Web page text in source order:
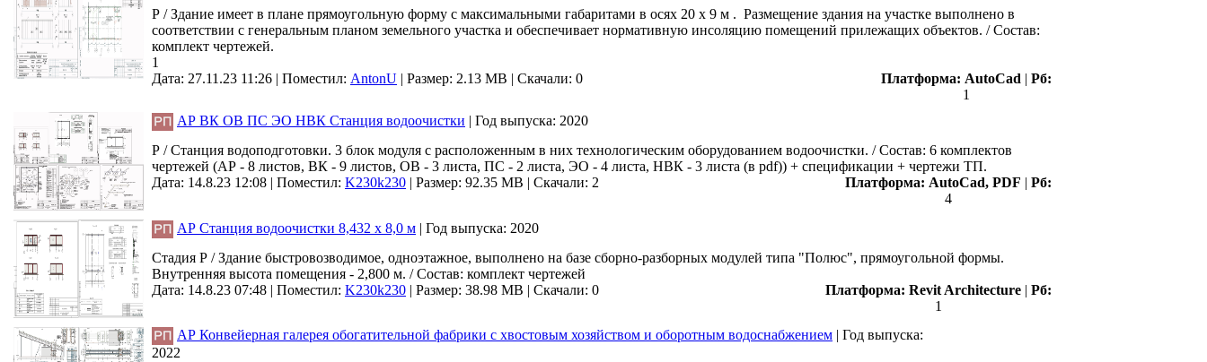
Р / Здание имеет в плане прямоугольную форму с максимальными габаритами в осях 20 х 9 м . Размещение здания на участке выполнено в
соответствии с генеральным планом земельного участка и обеспечивает нормативную инсоляцию помещений прилежащих объектов. / Состав:
комплект чертежей.
1
Дата: 27.11.23 11:26 | Поместил: AntonU | Размер: 2.13 MB | Скачали: 0 Платформа: AutoCad | Рб:
1
АР ВК ОВ ПС ЭО НВК Станция водоочистки | Год выпуска: 2020
Р / Станция водоподготовки. 3 блок модуля с расположенным в них технологическим оборудованием водоочистки. / Состав: 6 комплектов
чертежей (АР - 8 листов, ВК - 9 листов, ОВ - 3 листа, ПС - 2 листа, ЭО - 4 листа, НВК - 3 листа (в pdf)) + спецификации + чертежи ТП.
Дата: 14.8.23 12:08 | Поместил: K230k230 | Размер: 92.35 MB | Скачали: 2 Платформа: AutoCad, PDF | Рб:
4
АР Станция водоочистки 8,432 х 8,0 м | Год выпуска: 2020
Стадия Р / Здание быстровозводимое, одноэтажное, выполнено на базе сборно-разборных модулей типа "Полюс", прямоугольной формы.
Внутренняя высота помещения - 2,800 м. / Состав: комплект чертежей
Дата: 14.8.23 07:48 | Поместил: K230k230 | Размер: 38.98 MB | Скачали: 0 Платформа: Revit Architecture | Рб:
1
АР Конвейерная галерея обогатительной фабрики с хвостовым хозяйством и оборотным водоснабжением | Год выпуска:
2022